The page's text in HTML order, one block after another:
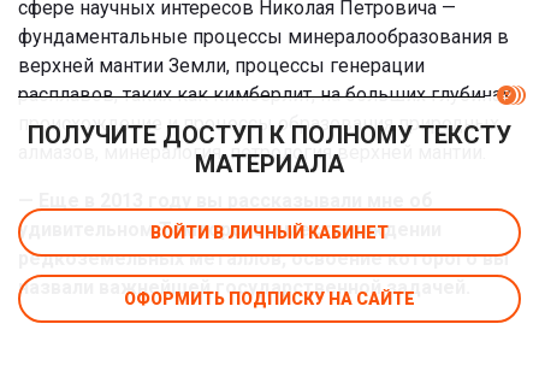
сфере научных интересов Николая Петровича —
фундаментальные процессы минералообразования в
верхней мантии Земли, процессы генерации
расплавов, таких как кимберлит, на больших глубинах,
происхождение и процессы образования природных
алмазов, минералогия, петрология верхней мантии.
удивительном Томторском месторождении
редкоземельных металлов, освоение которого вы
назвали важнейшей государственной задачей.
ПОЛУЧИТЕ ДОСТУП К ПОЛНОМУ ТЕКСТУ
МАТЕРИАЛА
ВОЙТИ В ЛИЧНЫЙ КАБИНЕТ
ОФОРМИТЬ ПОДПИСКУ НА САЙТЕ